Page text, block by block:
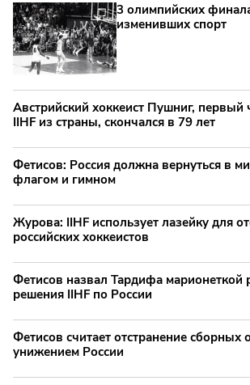
3 олимпийских
изменивших спорт
Австрийский хоккеист Пушниг, первый
IIHF из страны, скончался в 79 лет
Фетисов: Россия должна вернуться в
флагом и гимном
Журова: IIHF использует лазейку для
российских хоккеистов
Фетисов назвал Тардифа марионеткой
решения IIHF по России
Фетисов считает отстранение
унижением России